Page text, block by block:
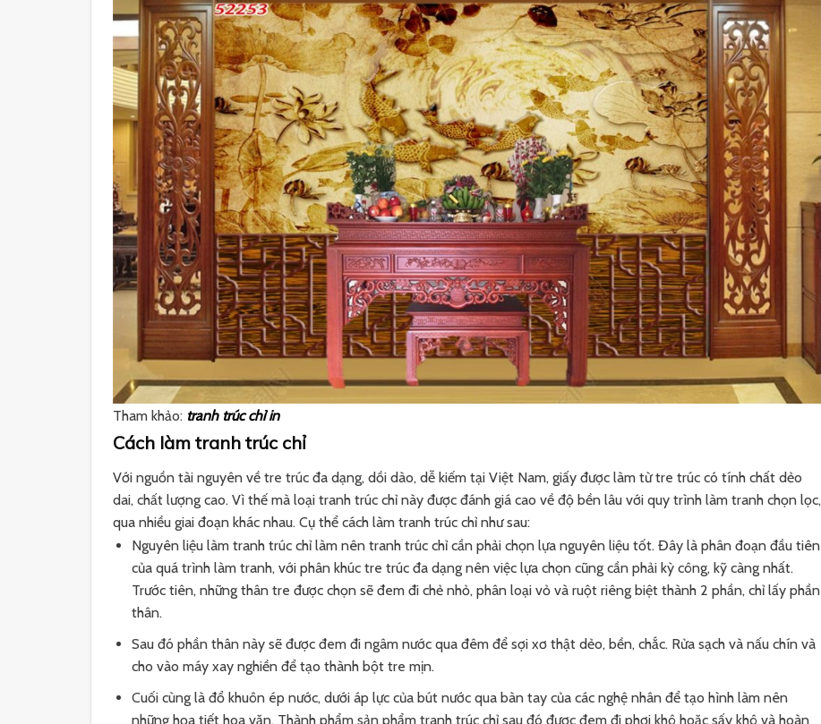
Tham khảo: tranh trúc chỉ in
Cách làm tranh trúc chỉ
Với nguồn tài nguyên về tre trúc đa dạng, dồi dào, dễ kiếm tại Việt Nam, giấy được làm từ tre trúc có tính chất dẻo
dai, chất lượng cao. Vì thế mà loại tranh trúc chỉ này được đánh giá cao về độ bền lâu với quy trình làm tranh chọn lọc,
qua nhiều giai đoạn khác nhau. Cụ thể cách làm tranh trúc chỉ như sau:
Nguyên liệu làm tranh trúc chỉ làm nên tranh trúc chỉ cần phải chọn lựa nguyên liệu tốt. Đây là phân đoạn đầu tiên
của quá trình làm tranh, với phân khúc tre trúc đa dạng nên việc lựa chọn cũng cần phải kỳ công, kỹ càng nhất.
Trước tiên, những thân tre được chọn sẽ đem đi chẻ nhỏ, phân loại vỏ và ruột riêng biệt thành 2 phần, chỉ lấy phần
thân.
Sau đó phần thân này sẽ được đem đi ngâm nước qua đêm để sợi xơ thật dẻo, bền, chắc. Rửa sạch và nấu chín và
cho vào máy xay nghiền để tạo thành bột tre mịn.
Cuối cùng là đổ khuôn ép nước, dưới áp lực của bút nước qua bàn tay của các nghệ nhân để tạo hình làm nên
những họa tiết hoa văn. Thành phẩm sản phẩm tranh trúc chỉ sau đó được đem đi phơi khô hoặc sấy khô và hoàn